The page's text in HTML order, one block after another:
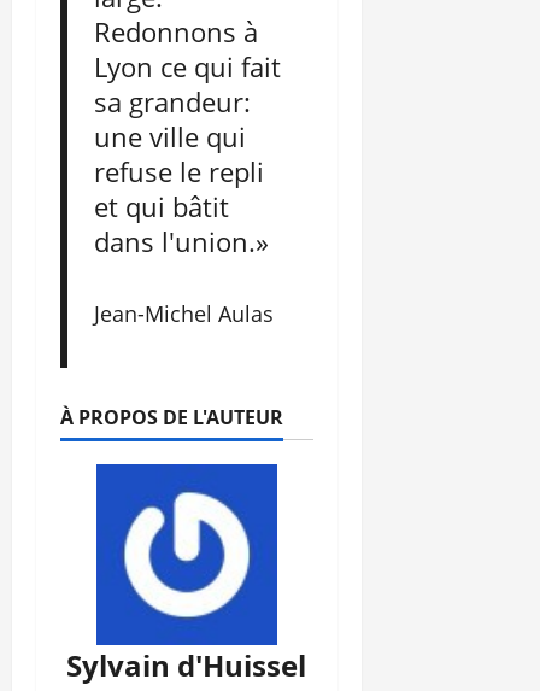
Redonnons à
Lyon ce qui fait
sa grandeur:
une ville qui
refuse le repli
et qui bâtit
dans l'union.»
Jean-Michel Aulas
À PROPOS DE L'AUTEUR
Sylvain d'Huissel